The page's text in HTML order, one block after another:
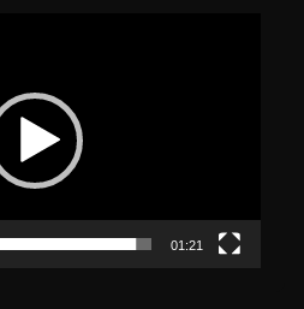
01:21